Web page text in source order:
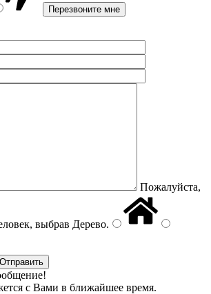
Пожалуйста,
выбрав Дерево.
с Вами в ближайшее время.